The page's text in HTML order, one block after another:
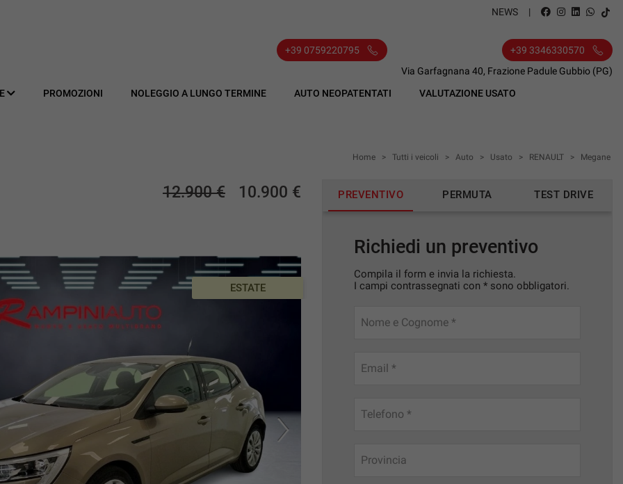
NEWS
+39 3346330570
Via Garfagnana 40, Frazione Padule Gubbio (PG)
+39 0759220795
PROMOZIONI NOLEGGIO A LUNGO TERMINE AUTO NEOPATENTATI VALUTAZIONE USATO
Home > Tutti i veicoli > Auto > Usato > RENAULT > Megane
12.900 € 10.900 €
ESTATE
PREVENTIVO PERMUTA TEST DRIVE
Richiedi un preventivo
Compila il form e invia la richiesta.
I campi contrassegnati con * sono obbligatori.
Nome e Cognome *
Email *
Telefono *
Provincia